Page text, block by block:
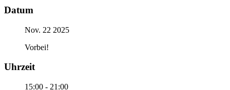
Datum
Nov. 22 2025
Vorbei!
Uhrzeit
15:00 - 21:00